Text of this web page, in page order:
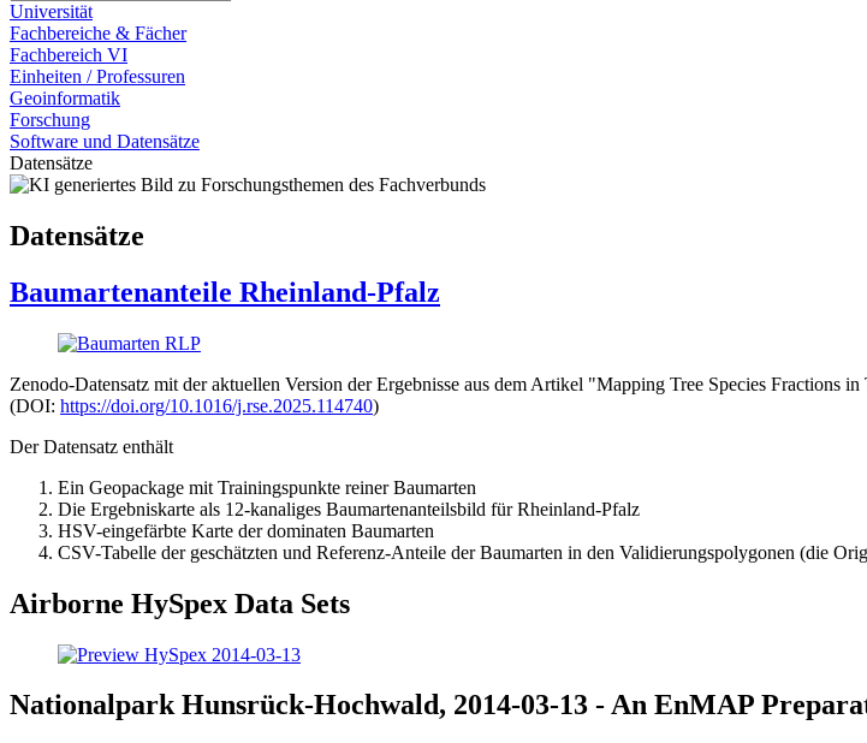
Universität
Fachbereiche & Fächer
Fachbereich VI
Einheiten / Professuren
Geoinformatik
Forschung
Software und Datensätze
Datensätze
Datensätze
Baumartenanteile Rheinland-Pfalz
Zenodo-Datensatz mit der aktuellen Version der Ergebnisse aus dem Artikel "Mapping Tree Species
(DOI: https://doi.org/10.1016/j.rse.2025.114740)
Der Datensatz enthält
Ein Geopackage mit Trainingspunkte reiner Baumarten
Die Ergebniskarte als 12-kanaliges Baumartenanteilsbild für Rheinland-Pfalz
HSV-eingefärbte Karte der dominaten Baumarten
CSV-Tabelle der geschätzten und Referenz-Anteile der Baumarten in den Validierungspolygonen (die
Airborne HySpex Data Sets
Nationalpark Hunsrück-Hochwald, 2014-03-13 - An EnMAP